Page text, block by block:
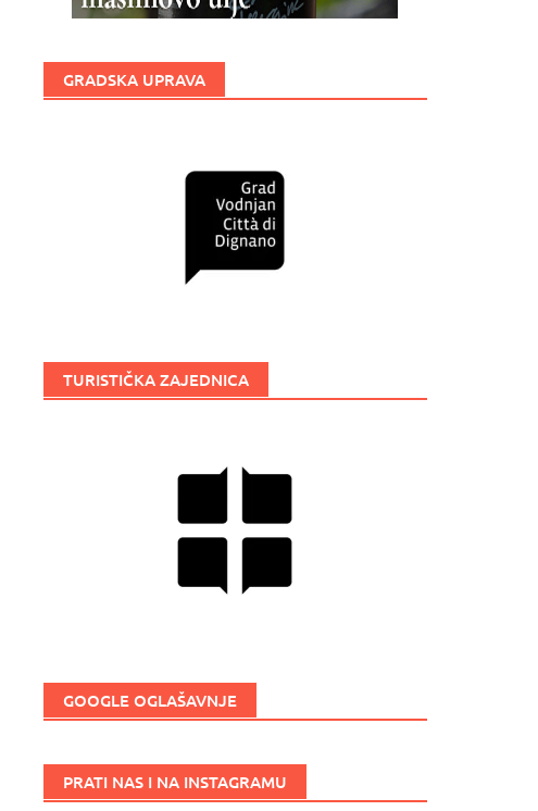
GRADSKA UPRAVA
TURISTIČKA ZAJEDNICA
GOOGLE OGLAŠAVNJE
PRATI NAS I NA INSTAGRAMU